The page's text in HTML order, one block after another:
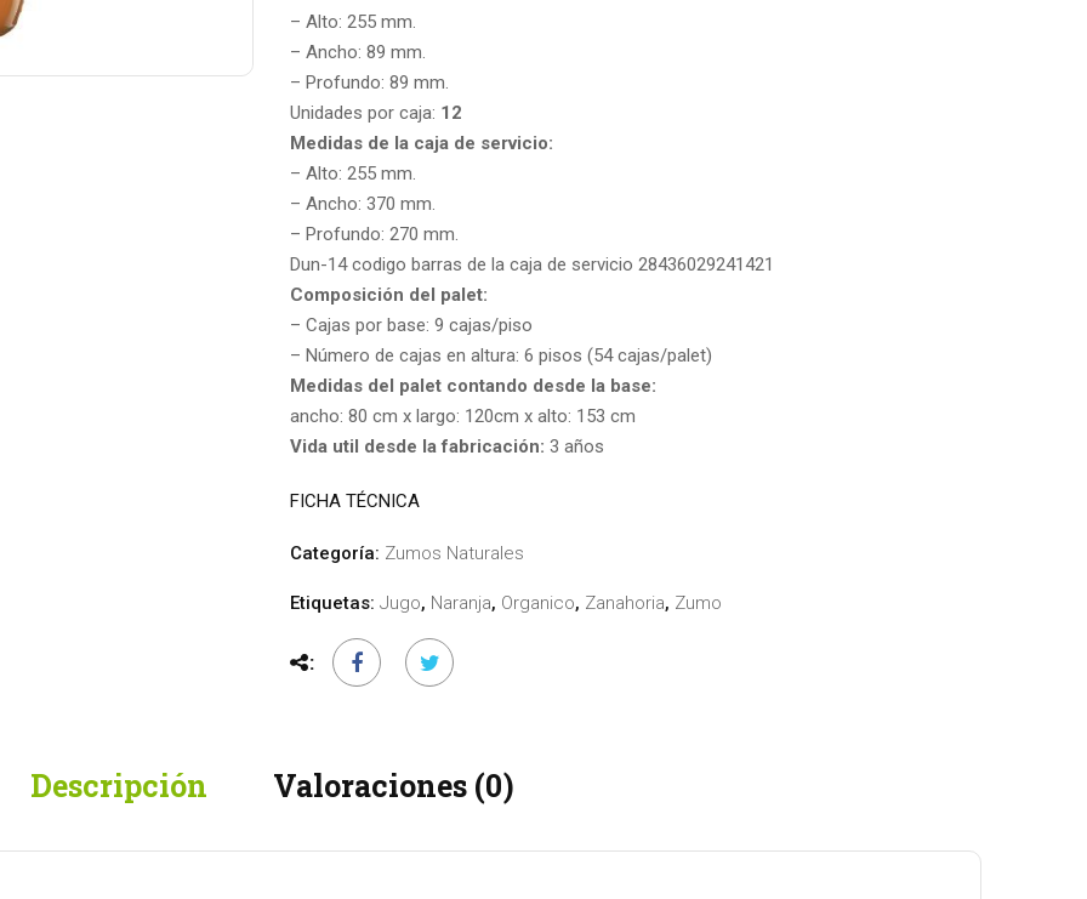
– Alto: 255 mm.
– Ancho: 89 mm.
– Profundo: 89 mm.
Unidades por caja: 12
Medidas de la caja de servicio:
– Alto: 255 mm.
– Ancho: 370 mm.
– Profundo: 270 mm.
Dun-14 codigo barras de la caja de servicio 28436029241421
Composición del palet:
– Cajas por base: 9 cajas/piso
– Número de cajas en altura: 6 pisos (54 cajas/palet)
Medidas del palet contando desde la base:
ancho: 80 cm x largo: 120cm x alto: 153 cm
Vida util desde la fabricación: 3 años
FICHA TÉCNICA
Categoría: Zumos Naturales
Etiquetas: Jugo, Naranja, Organico, Zanahoria, Zumo
Descripción Valoraciones (0)